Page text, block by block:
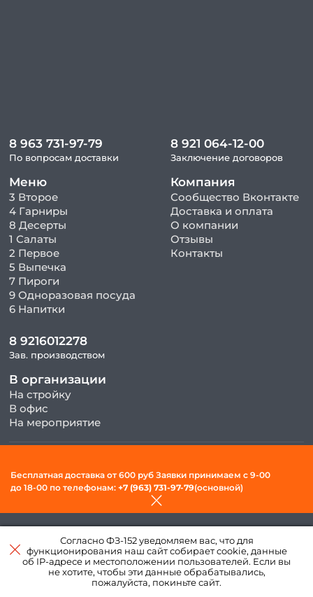
8 963 731-97-79
По вопросам доставки
Меню
3 Второе
4 Гарниры
8 Десерты
1 Салаты
2 Первое
5 Выпечка
7 Пироги
9 Одноразовая посуда
6 Напитки
8 921 064-12-00
Заключение договоров
Компания
Сообщество Вконтакте
Доставка и оплата
О компании
Отзывы
Контакты
8 9216012278
Зав. производством
В организации
На стройку
В офис
На мероприятие
права защищены.
Политика конфиденциальности и обработки персональных
Создано в интернет–
агентстве«Пегас»
Согласно ФЗ-152 уведомляем вас, что для
функционирования наш сайт собирает cookie, данные
об IP-адресе и местоположении пользователей. Если вы
не хотите, чтобы эти данные обрабатывались,
пожалуйста, покиньте сайт.
Бесплатная доставка от 600 руб Заявки принимаем c 9-00
до 18-00 по телефонам: +7 (963) 731-97-79(основной)